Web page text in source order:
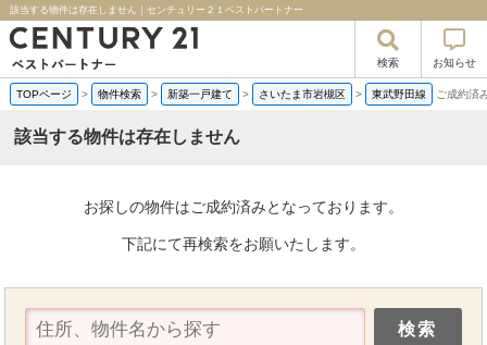
該当する物件は存在しません｜センチュリー２１ベストパートナー
検索 お知らせ
TOPページ > 物件検索 > 新築一戸建て > さいたま市岩槻区 > 東武野田線 ご成約済
該当する物件は存在しません
お探しの物件はご成約済みとなっております。
下記にて再検索をお願いたします。